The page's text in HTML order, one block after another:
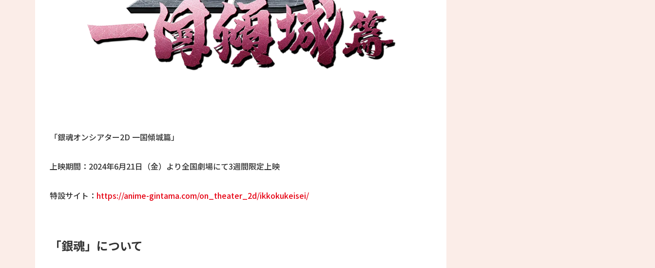
「銀魂オンシアター2D 一国傾城篇」
上映期間：2024年6月21日（金）より全国劇場にて3週間限定上映
特設サイト： https://anime-gintama.com/on_theater_2d/ikkokukeisei/
「銀魂」について